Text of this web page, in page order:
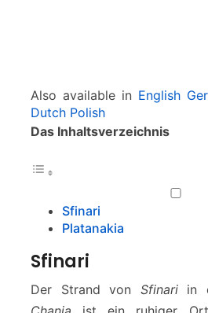
Also available in English
Dutch Polish
Das Inhaltsverzeichnis
Sfinari
Platanakia
Sfinari
Der Strand von Sfinariin